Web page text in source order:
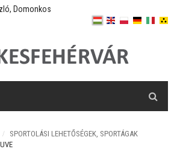
Domonkos
SPORTOLÁSI LEHETŐSÉGEK, SPORTÁGAK